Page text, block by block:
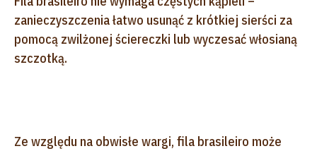
zanieczyszczenia łatwo usunąć z krótkiej sierści za
pomocą zwilżonej ściereczki lub wyczesać włosianą
szczotką.
Ze względu na obwisłe wargi, fila brasileiro może